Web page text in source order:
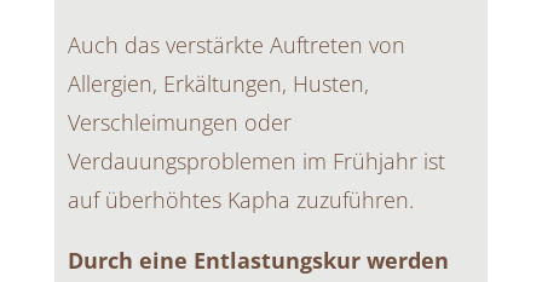
Auch das verstärkte Auftreten von
Allergien, Erkältungen, Husten,
Verschleimungen oder
Verdauungsproblemen im Frühjahr ist
auf überhöhtes Kapha zuzuführen.
Durch eine Entlastungskur werden